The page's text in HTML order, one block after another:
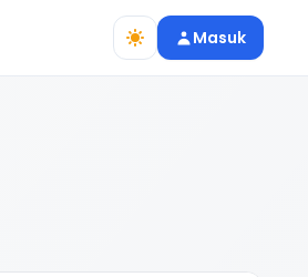
Masuk